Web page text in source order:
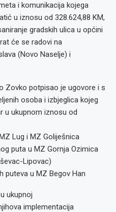
i komunikacija kojega
u iznosu od 328.624,88 KM,
gradskih ulica u općini
će se radovi na
(Novo Naselje) i
Zovko potpisao je ugovore i s
osoba i izbjeglica kojeg
u ukupnom iznosu od
Lug i MZ Goliješnica
puta u MZ Gornja Ozimica
Lipovac)
puteva u MZ Begov Han
ukupnoj
implementacija